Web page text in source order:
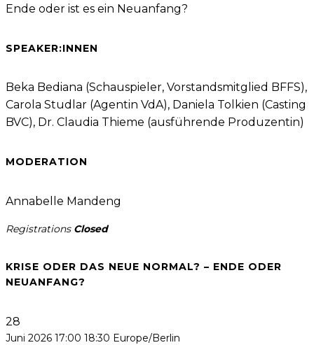
Ende oder ist es ein Neuanfang?
SPEAKER:INNEN
Beka Bediana (Schauspieler, Vorstandsmitglied BFFS),
Carola Studlar (Agentin VdA), Daniela Tolkien (Casting
BVC), Dr. Claudia Thieme (ausführende Produzentin)
MODERATION
Annabelle Mandeng
Registrations Closed
KRISE ODER DAS NEUE NORMAL? – ENDE ODER
NEUANFANG?
28
Juni 2026 17:00 18:30 Europe/Berlin